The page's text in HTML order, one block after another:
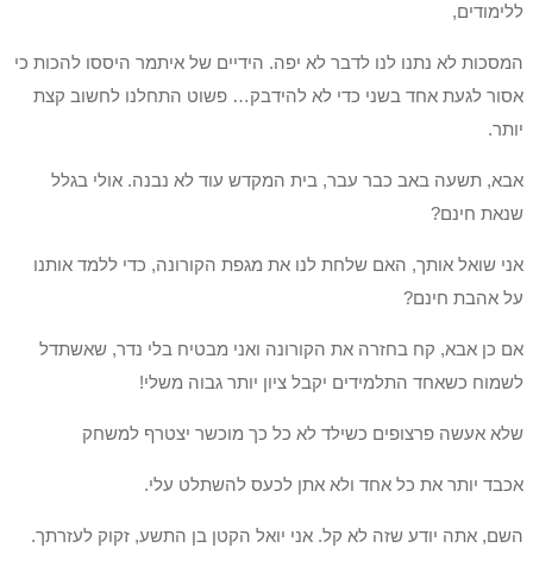
ללימודים,
המסכות לא נתנו לנו לדבר לא יפה. הידיים של איתמר היססו להכות כי
אסור לגעת אחד בשני כדי לא להידבק… פשוט התחלנו לחשוב קצת
יותר.
אבא, תשעה באב כבר עבר, בית המקדש עוד לא נבנה. אולי בגלל
שנאת חינם?
אני שואל אותך, האם שלחת לנו את מגפת הקורונה, כדי ללמד אותנו
על אהבת חינם?
אם כן אבא, קח בחזרה את הקורונה ואני מבטיח בלי נדר, שאשתדל
לשמוח כשאחד התלמידים יקבל ציון יותר גבוה משלי!
שלא אעשה פרצופים כשילד לא כל כך מוכשר יצטרף למשחק
אכבד יותר את כל אחד ולא אתן לכעס להשתלט עלי.
השם, אתה יודע שזה לא קל. אני יואל הקטן בן התשע, זקוק לעזרתך.